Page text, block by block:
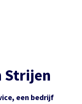
Strijen
een bedrijf